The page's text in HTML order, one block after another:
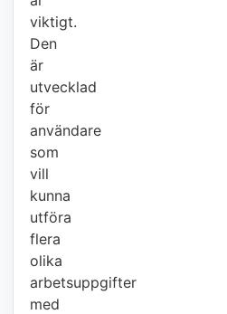
viktigt.
Den
är
utvecklad
för
användare
som
vill
kunna
utföra
flera
olika
arbetsuppgifter
med